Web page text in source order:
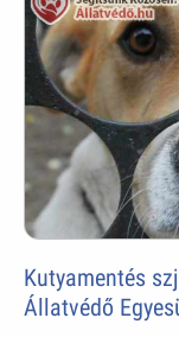
Kutyamentés
Állatvédő